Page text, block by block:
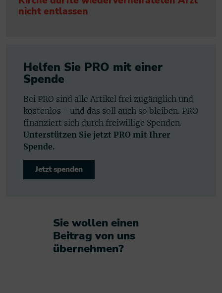
nicht entlassen
Helfen Sie PRO mit einer
Spende
Bei PRO sind alle Artikel frei zugänglich und
kostenlos - und das soll auch so bleiben. PRO
finanziert sich durch freiwillige Spenden.
Unterstützen Sie jetzt PRO mit Ihrer
Spende.
Jetzt spenden
Sie wollen einen
Beitrag von uns
übernehmen?​